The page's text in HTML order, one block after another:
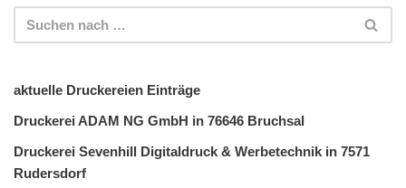
aktuelle Druckereien Einträge
Druckerei ADAM NG GmbH in 76646 Bruchsal
Druckerei Sevenhill Digitaldruck & Werbetechnik in 7571
Rudersdorf